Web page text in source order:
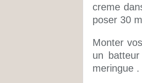
creme
poser 30
Monter
un
meringue